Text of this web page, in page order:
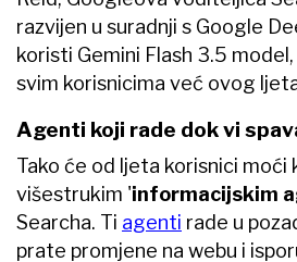
razvijen u suradnji s Google
koristi Gemini Flash 3.5
svim korisnicima već ovog
Agenti koji rade dok vi
Tako će od ljeta korisnici moći
višestrukim 'informacijskim
Searcha. Ti agenti rade u
prate promjene na webu i